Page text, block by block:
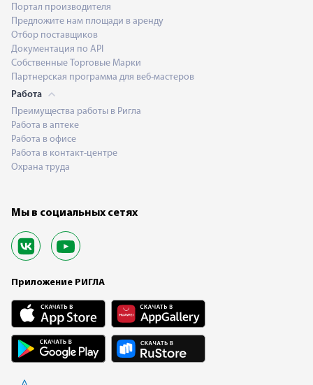
Портал производителя
Предложите нам площади в аренду
Отбор поставщиков
Документация по API
Собственные Торговые Марки
Партнерская программа для веб-мастеров
Работа
Преимущества работы в Ригла
Работа в аптеке
Работа в офисе
Работа в контакт-центре
Охрана труда
Мы в социальных сетях
Приложение РИГЛА